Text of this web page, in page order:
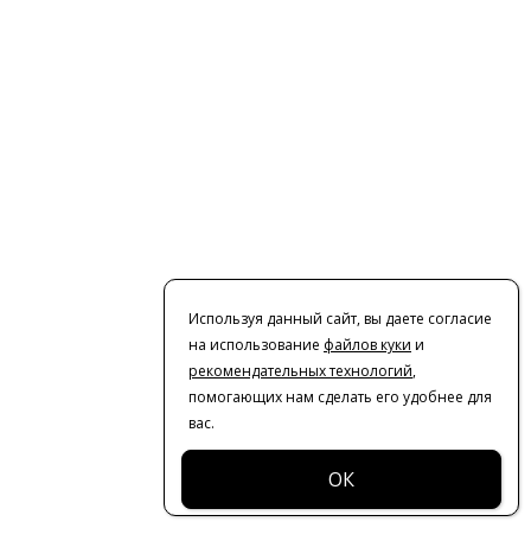
Используя данный сайт, вы даете согласие
на использование файлов куки и
рекомендательных технологий,
помогающих нам сделать его удобнее для
вас.